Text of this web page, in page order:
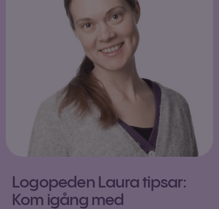
Logopeden Laura tipsar:
Kom igång med